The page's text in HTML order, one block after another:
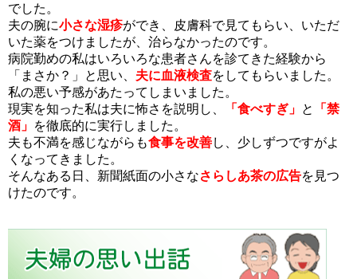
でした。
夫の腕に小さな湿疹ができ、皮膚科で見てもらい、いただ
いた薬をつけましたが、治らなかったのです。
病院勤めの私はいろいろな患者さんを診てきた経験から
「まさか？」と思い、 夫に血液検査をしてもらいました。
私の悪い予感があたってしまいました。
現実を知った私は夫に怖さを説明し、
「食べすぎ」 と
「禁
酒」 を徹底的に実行しました。
夫も不満を感じながらも食事を改善し、少しずつですがよ
くなってきました。
そんなある日、新聞紙面の小さなさらしあ茶の広告を見つ
けたのです。